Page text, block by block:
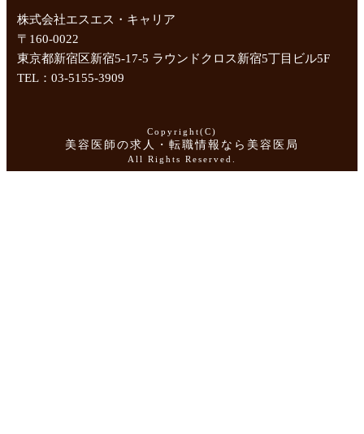
株式会社エスエス・キャリア
〒160-0022
東京都新宿区新宿5-17-5 ラウンドクロス新宿5丁目ビル5F
TEL：03-5155-3909
Copyright(C)
美容医師の求人・転職情報なら美容医局
All Rights Reserved.